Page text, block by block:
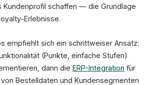
Kundenprofil schaffen — die Grundlage
Erlebnisse.
empfiehlt sich ein schrittweiser Ansatz:
(Punkte, einfache Stufen)
dann die ERP-Integration für
Bestelldaten und Kundensegmenten